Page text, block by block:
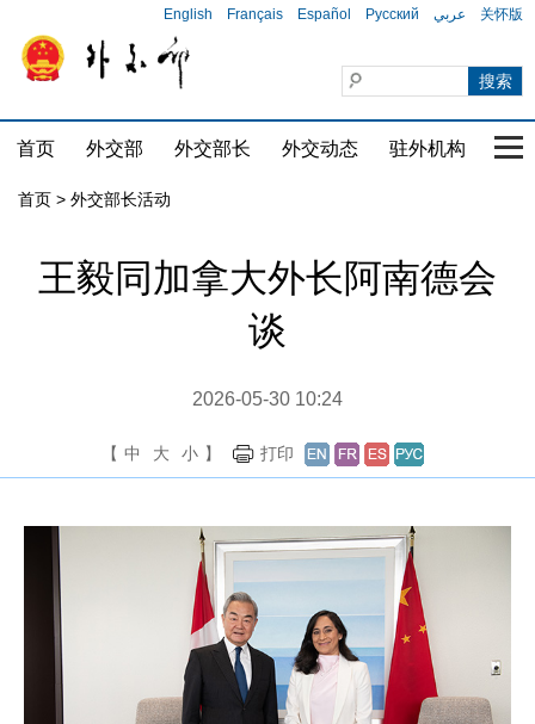
English Français Español Русский عربي 关怀版
首页 外交部 外交部长 外交动态 驻外机构 国
首页 > 外交部长活动
王毅同加拿大外长阿南德会
谈
2026-05-30 10:24
【 中 大 小 】 打印